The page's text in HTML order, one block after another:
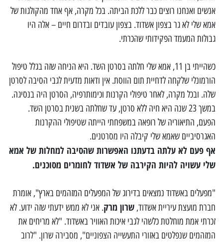
אנשים ואנחנו רוצים כבר ללכת הביתה. בכל מקרה, אף אחד מהקולגות של
אמא שלי לא גר בצפון אשדוד. בצפון עובדים ובדרום חיים – אלה היו
גבולות המעמד הפקידותי שהכרתי.
כשהייתי בן 11, אמא שלי חלתה בסרטן השד. היא הניחה שזה בגלל טיפול
הורמונלי שלקחה לדחיית תום הווסת. אין ודאות מדעית לגבי הסיבה לסרטן
שלה. ובכל מקרה, לאחר טיפולי הקרנות וכימותרפיה, הסרטן היה בנסיגה.
במשך 23 שנה היא חיה ללא סרטן, עד שחלתה בשנית בסרטן השד.
הפעם, התיאוריה של רופאה במשפחתי הייתה שטיפולי ההקרנות
האגרסיביים שאמא שלי קיבלה היו מסרטנים.
אף פעם לא עלתה בדעתנו האפשרות שהסיבה למחלות של אמא
שלי עשויה להיות הקירבה של אשדוד לחומרים מסוכנים.
"מפעלים באשדוד נמצאים בדירוג של המפעלים המזהמים בארץ", אומרת
חברת מועצת עיריית אשדוד, שרון מרק. אני לא ממש ידעתי שזה ידוע. לא
זכרתי אמת מוחלטת כלשהי לגבי איכות האוויר באשדוד. "לא מריחים את
המזהמים שנפלטים באזורי התעשייה הצפוניים", מסבירה שרון. "לרוב